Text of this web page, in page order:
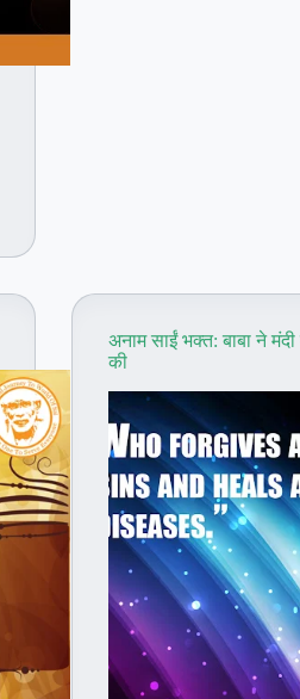
अनाम साईं भक्त: बाबा ने
की